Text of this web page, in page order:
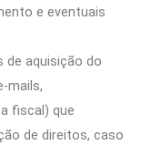
e eventuais
de aquisição do
mails,
fiscal) que
de direitos, caso